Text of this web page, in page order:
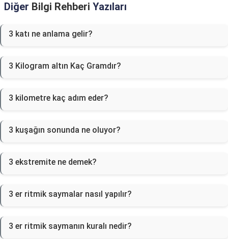
Diğer Bilgi Rehberi Yazıları
3 katı ne anlama gelir?
3 Kilogram altın Kaç Gramdır?
3 kilometre kaç adım eder?
3 kuşağın sonunda ne oluyor?
3 ekstremite ne demek?
3 er ritmik saymalar nasıl yapılır?
3 er ritmik saymanın kuralı nedir?